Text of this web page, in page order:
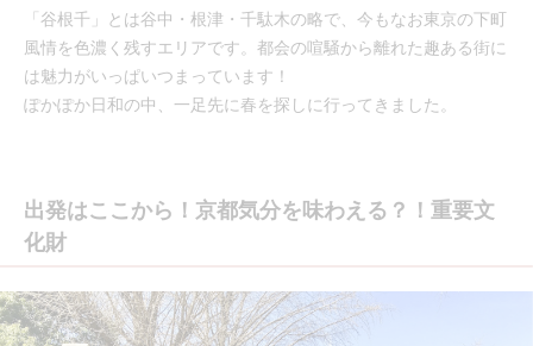
「谷根千」とは谷中・根津・千駄木の略で、今もなお東京の下町
風情を色濃く残すエリアです。都会の喧騒から離れた趣ある街に
は魅力がいっぱいつまっています！
ぽかぽか日和の中、一足先に春を探しに行ってきました。
出発はここから！京都気分を味わえる？！重要文
化財